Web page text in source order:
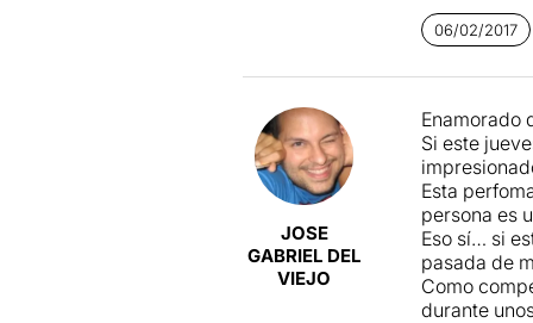
cada una
després en
no són pas
agradat
clarejat,
abandonar
Si desitgeu
06/02/2017
JOSE
GABRIEL DEL
VIEJO
Enamorado
Si este
Esta
persona es
Eso sí… si
pasada de
Como
durante